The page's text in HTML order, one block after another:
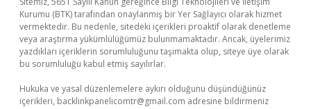
Kurumu (BTK) tarafından onaylanmış bir Yer Sağlayıcı olarak hizmet
vermektedir. Bu nedenle, sitedeki içerikleri proaktif olarak denetleme
veya araştırma yükümlülüğümüz bulunmamaktadır. Ancak, üyelerimiz
yazdıkları içeriklerin sorumluluğunu taşımakta olup, siteye üye olarak
bu sorumluluğu kabul etmiş sayılırlar.
Hukuka ve yasal düzenlemelere aykırı olduğunu düşündüğünüz
içerikleri, backlinkpanelicomtr@gmail.com adresine bildirmeniz